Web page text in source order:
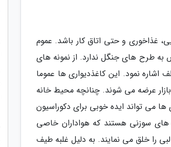
غذاخوری و حتی اتاق کار باشد. عموم
به طرح های جنگل ندارد. از نمونه های
نمود. این کاغذدیواری ها عموما
عرضه می شوند. چنانچه محیط خانه
می تواند ایده خوبی برای دکوراسیون
های سوزنی هستند که هواداران خاصی
را خلق می نمایند. به دلیل غلبه طیف